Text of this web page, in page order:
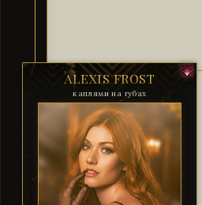
ALEXIS FROST
каплями на губах